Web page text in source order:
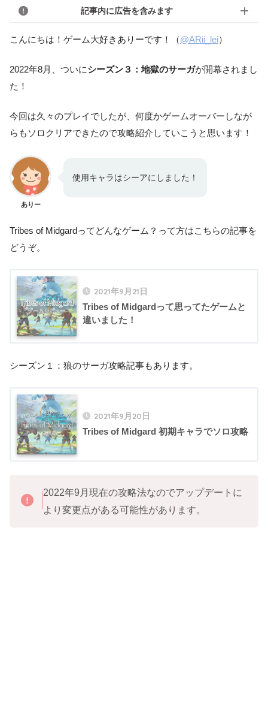
記事内に広告を含みます
こんにちは！ゲーム大好きありーです！（@ARii_lei）
2022年8月、ついにシーズン３：地獄のサーガが開幕されまし
た！
今回は久々のプレイでしたが、何度かゲームオーバーしなが
らもソロクリアできたので攻略紹介していこうと思います！
ありー
使用キャラはシーアにしました！
Tribes of Midgardってどんなゲーム？って方はこちらの記事を
どうぞ。
2021年9月21日
Tribes of Midgardって思ってたゲームと
違いました！
シーズン１：狼のサーガ攻略記事もあります。
2021年9月20日
Tribes of Midgard 初期キャラでソロ攻略
2022年9月現在の攻略法なのでアップデートに
より変更点がある可能性があります。